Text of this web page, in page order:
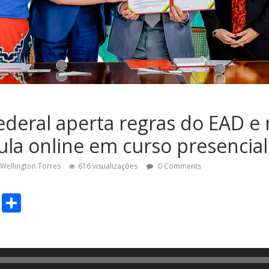
aperta regras do EAD e
online em curso presencial
Wellington Torres 616 visualizações 0 Comments
C
ar
e